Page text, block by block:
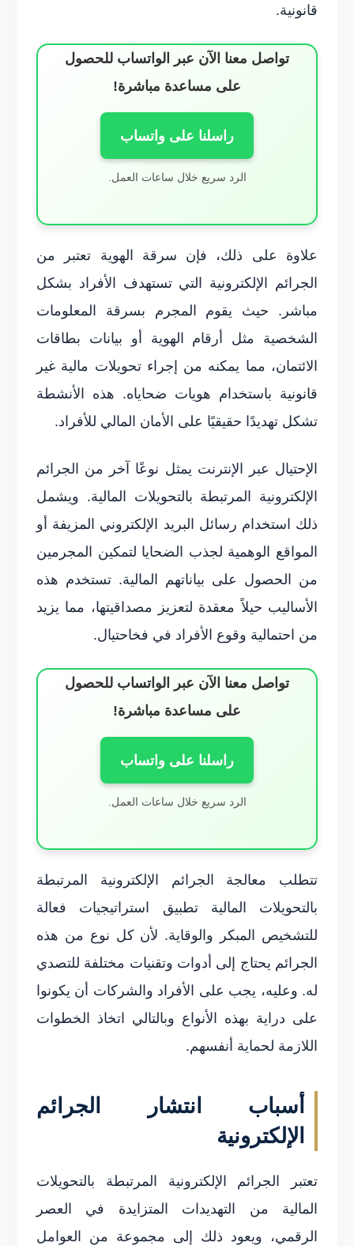
قانونية.
تواصل معنا الآن عبر الواتساب للحصول
على مساعدة مباشرة!
راسلنا على واتساب
الرد سريع خلال ساعات العمل.
علاوة على ذلك، فإن سرقة الهوية تعتبر من
الجرائم الإلكترونية التي تستهدف الأفراد بشكل
مباشر. حيث يقوم المجرم بسرقة المعلومات
الشخصية مثل أرقام الهوية أو بيانات بطاقات
الائتمان، مما يمكنه من إجراء تحويلات مالية غير
قانونية باستخدام هويات ضحاياه. هذه الأنشطة
تشكل تهديدًا حقيقيًا على الأمان المالي للأفراد.
الإحتيال عبر الإنترنت يمثل نوعًا آخر من الجرائم
الإلكترونية المرتبطة بالتحويلات المالية. ويشمل
ذلك استخدام رسائل البريد الإلكتروني المزيفة أو
المواقع الوهمية لجذب الضحايا لتمكين المجرمين
من الحصول على بياناتهم المالية. تستخدم هذه
الأساليب حيلاً معقدة لتعزيز مصداقيتها، مما يزيد
من احتمالية وقوع الأفراد في فخاحتيال.
تواصل معنا الآن عبر الواتساب للحصول
على مساعدة مباشرة!
راسلنا على واتساب
الرد سريع خلال ساعات العمل.
تتطلب معالجة الجرائم الإلكترونية المرتبطة
بالتحويلات المالية تطبيق استراتيجيات فعالة
للتشخيص المبكر والوقاية. لأن كل نوع من هذه
الجرائم يحتاج إلى أدوات وتقنيات مختلفة للتصدي
له. وعليه، يجب على الأفراد والشركات أن يكونوا
على دراية بهذه الأنواع وبالتالي اتخاذ الخطوات
اللازمة لحماية أنفسهم.
أسباب انتشار الجرائم
الإلكترونية
تعتبر الجرائم الإلكترونية المرتبطة بالتحويلات
المالية من التهديدات المتزايدة في العصر
الرقمي، ويعود ذلك إلى مجموعة من العوامل